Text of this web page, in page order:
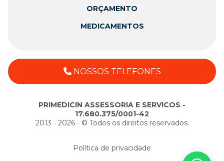
ORÇAMENTO
MEDICAMENTOS
NOSSOS TELEFONES
PRIMEDICIN ASSESSORIA E SERVICOS -
17.680.375/0001-42
2013 - 2026 - ©️ Todos os direitos reservados.
Política de privacidade